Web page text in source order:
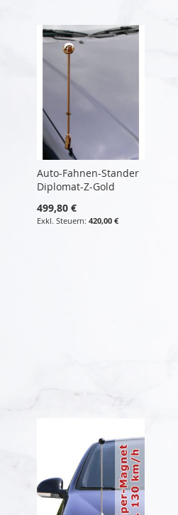
Auto-Fahnen-Stander
Diplomat-Z-Gold
499,80 €
420,00 €